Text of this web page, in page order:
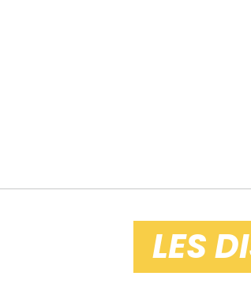
LES